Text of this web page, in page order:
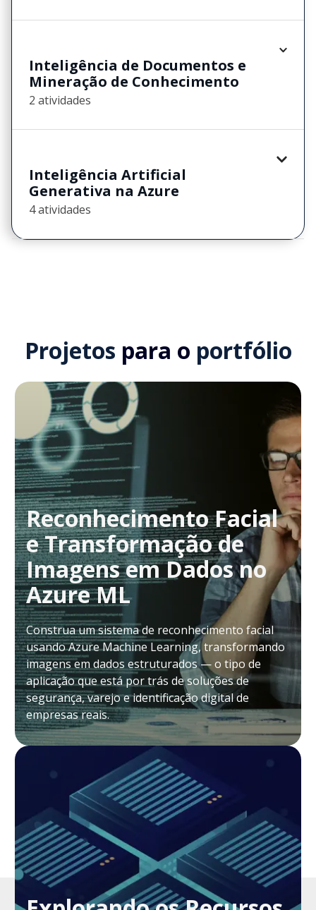
Inteligência de Documentos e
Mineração de Conhecimento
2 atividades
Inteligência Artificial
Generativa na Azure
4 atividades
Projetos para o portfólio
Reconhecimento Facial
e Transformação de
Imagens em Dados no
Azure ML
Construa um sistema de reconhecimento facial
usando Azure Machine Learning, transformando
imagens em dados estruturados — o tipo de
aplicação que está por trás de soluções de
segurança, varejo e identificação digital de
empresas reais.